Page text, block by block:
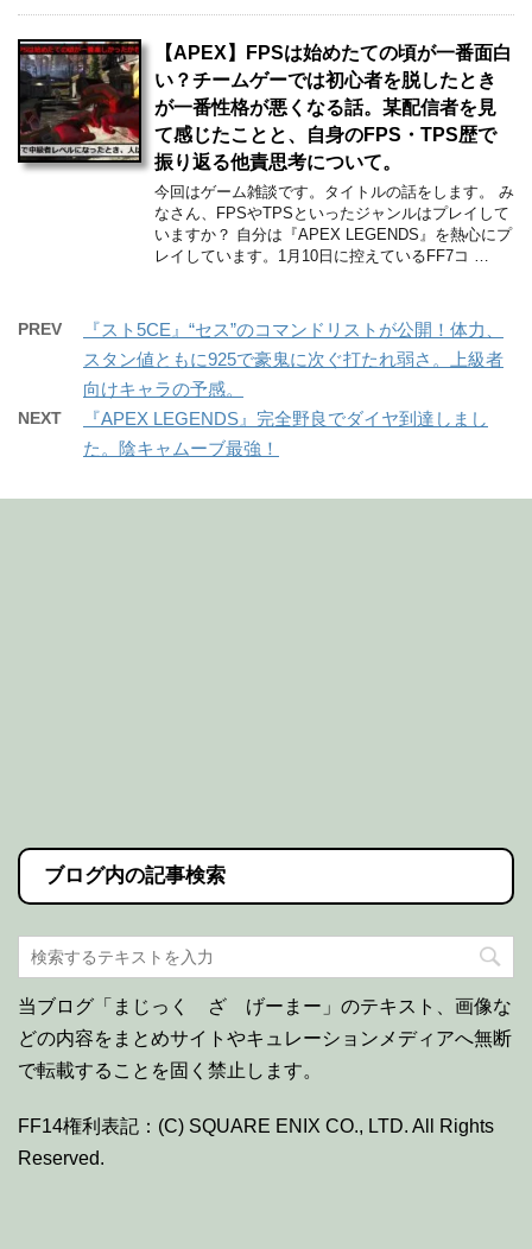
【APEX】FPSは始めたての頃が一番面白
い？チームゲーでは初心者を脱したとき
が一番性格が悪くなる話。某配信者を見
て感じたことと、自身のFPS・TPS歴で
振り返る他責思考について。
今回はゲーム雑談です。タイトルの話をします。 み
なさん、FPSやTPSといったジャンルはプレイして
いますか？ 自分は『APEX LEGENDS』を熱心にプ
レイしています。1月10日に控えているFF7コ …
PREV
『スト5CE』“セス”のコマンドリストが公開！体力、
スタン値ともに925で豪鬼に次ぐ打たれ弱さ。上級者
向けキャラの予感。
NEXT
『APEX LEGENDS』完全野良でダイヤ到達しまし
た。陰キャムーブ最強！
ブログ内の記事検索
当ブログ「まじっく ざ げーまー」のテキスト、画像な
どの内容をまとめサイトやキュレーションメディアへ無断
で転載することを固く禁止します。
FF14権利表記：(C) SQUARE ENIX CO., LTD. All Rights
Reserved.